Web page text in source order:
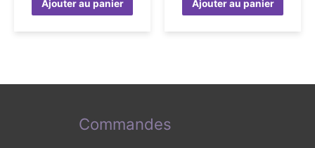
Ajouter au panier Ajouter au panier
Commandes